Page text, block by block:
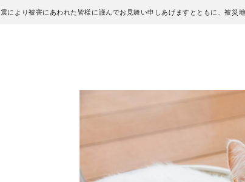
により被害にあわれた皆様に謹んでお見舞い申しあげますとともに、被災